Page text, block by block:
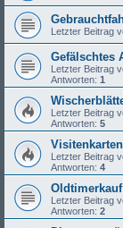
Letzter Beitrag
Gefälschtes
Letzter Beitrag
Antworten: 1
Letzter Beitrag
Antworten: 5
Letzter Beitrag
Antworten: 4
Letzter Beitrag
Antworten: 2